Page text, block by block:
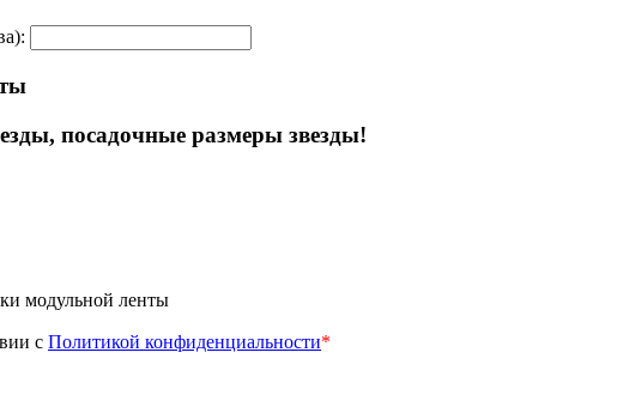
посадочные размеры звезды!
модульной ленты
с Политикой конфиденциальности*